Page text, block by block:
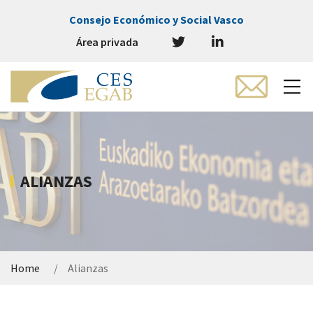
Consejo Económico y Social Vasco
Área privada
ALIANZAS
Home Alianzas